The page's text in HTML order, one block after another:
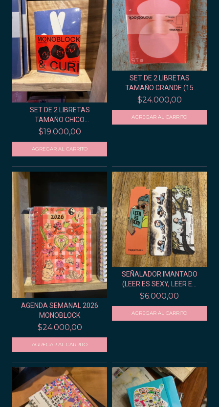
SET DE 2 LIBRETAS
TAMAÑO CHICO
(LECHUGAS...
$19.000,00
SET DE 2 LIBRETAS
TAMAÑO GRANDE (15
AÑOS...
$24.000,00
AGENDA SEMANAL 2026
MONOBLOCK
$24.000,00
SEÑALADOR IMANTADO
(LEER ES SEXY, LEER E...
$6.000,00